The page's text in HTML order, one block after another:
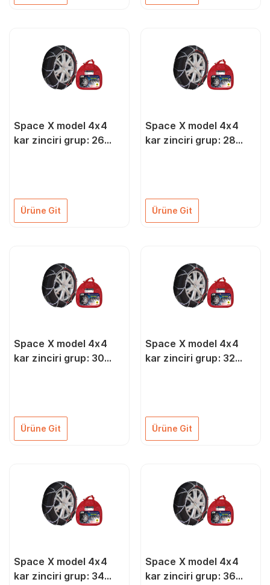
Space X model 4x4
kar zinciri grup: 26
Ürüne Git
Space X model 4x4
kar zinciri grup: 28
Ürüne Git
Space X model 4x4
kar zinciri grup: 30
Ürüne Git
Space X model 4x4
kar zinciri grup: 32
Ürüne Git
Space X model 4x4
kar zinciri grup: 34
Space X model 4x4
kar zinciri grup: 36